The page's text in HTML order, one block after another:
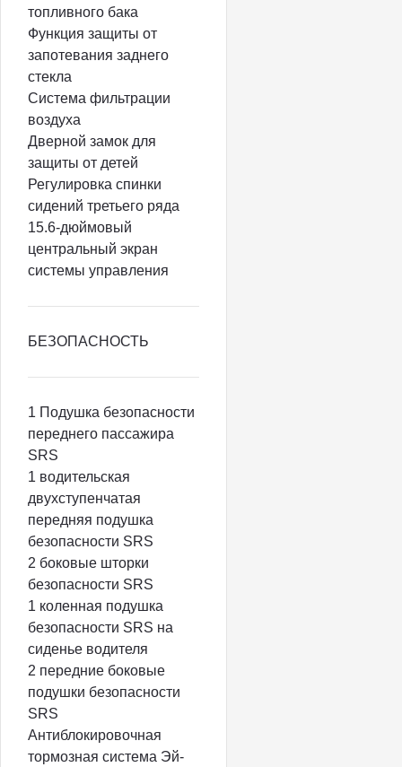
топливного бака
Функция защиты от
запотевания заднего
стекла
Система фильтрации
воздуха
Дверной замок для
защиты от детей
Регулировка спинки
сидений третьего ряда
15.6-дюймовый
центральный экран
системы управления
БЕЗОПАСНОСТЬ
1 Подушка безопасности
переднего пассажира
SRS
1 водительская
двухступенчатая
передняя подушка
безопасности SRS
2 боковые шторки
безопасности SRS
1 коленная подушка
безопасности SRS на
сиденье водителя
2 передние боковые
подушки безопасности
SRS
Антиблокировочная
тормозная система Эй-